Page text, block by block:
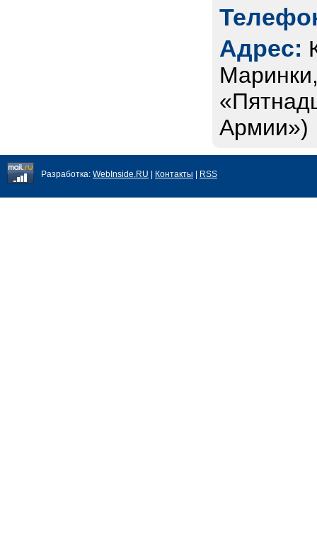
Адрес:
Армии»)
Разработка: WebInside.RU Контакты RSS